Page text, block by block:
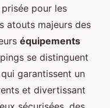
pour les
atouts majeurs des
équipements
se distinguent
garantissent un
et divertissant